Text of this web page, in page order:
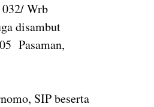
Wrb
disambut
Pasaman,
SIP beserta